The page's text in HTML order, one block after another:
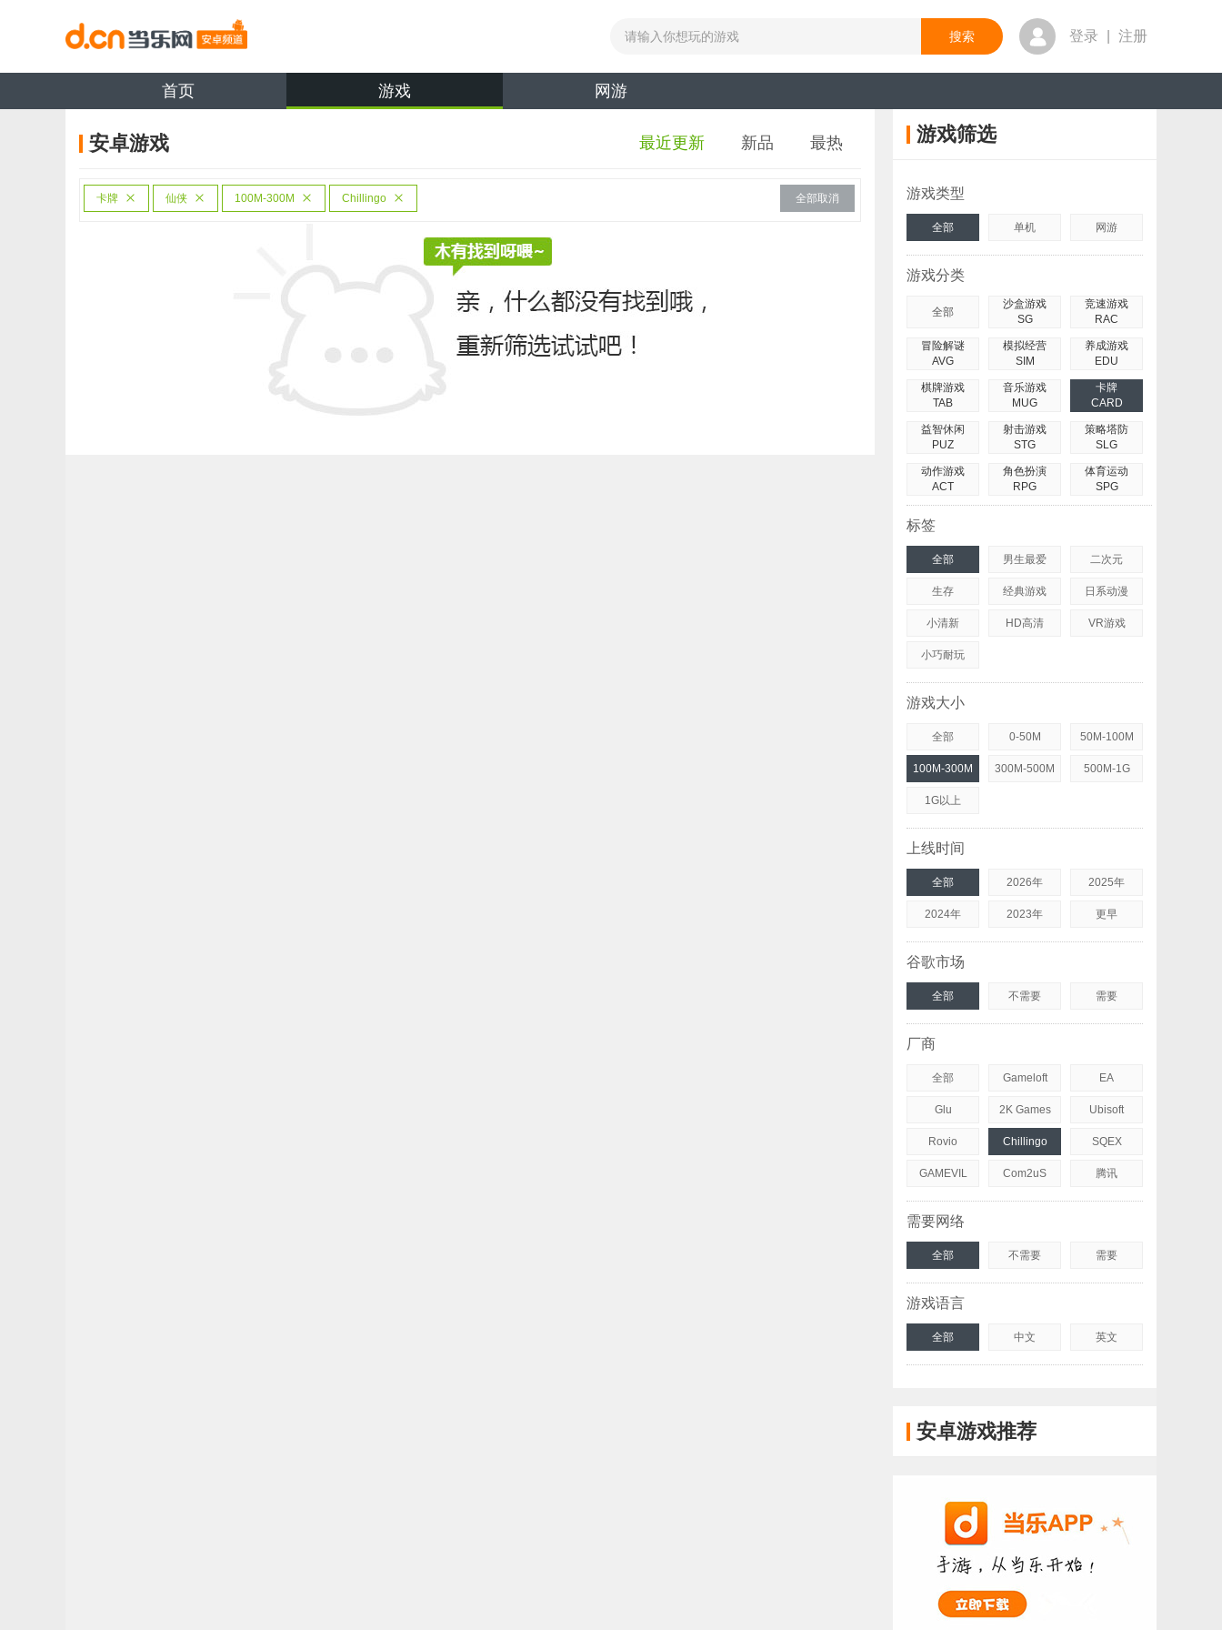
登录 注册
首页 游戏 网游
安卓游戏 最近更新 新品 最热
卡牌 仙侠 100M-300M Chillingo 全部取消
游戏筛选
游戏类型
全部 单机 网游
游戏分类
全部
沙盒游戏
SG
竞速游戏
RAC
冒险解谜
AVG
模拟经营
SIM
养成游戏
EDU
棋牌游戏
TAB
音乐游戏
MUG
卡牌
CARD
益智休闲
PUZ
射击游戏
STG
策略塔防
SLG
动作游戏
ACT
角色扮演
RPG
体育运动
SPG
标签
全部 男生最爱 二次元
生存 经典游戏 日系动漫
小清新 HD高清 VR游戏
小巧耐玩
游戏大小
全部 0-50M 50M-100M
100M-300M 300M-500M 500M-1G
1G以上
上线时间
全部 2026年 2025年
2024年 2023年 更早
谷歌市场
全部 不需要 需要
厂商
全部 Gameloft EA
Glu 2K Games Ubisoft
Rovio Chillingo SQEX
GAMEVIL Com2uS 腾讯
需要网络
全部 不需要 需要
游戏语言
全部 中文 英文
安卓游戏推荐